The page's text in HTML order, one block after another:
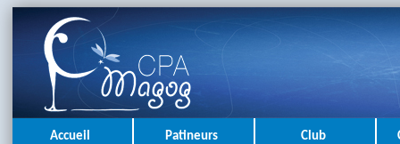
Accueil Patineurs Club